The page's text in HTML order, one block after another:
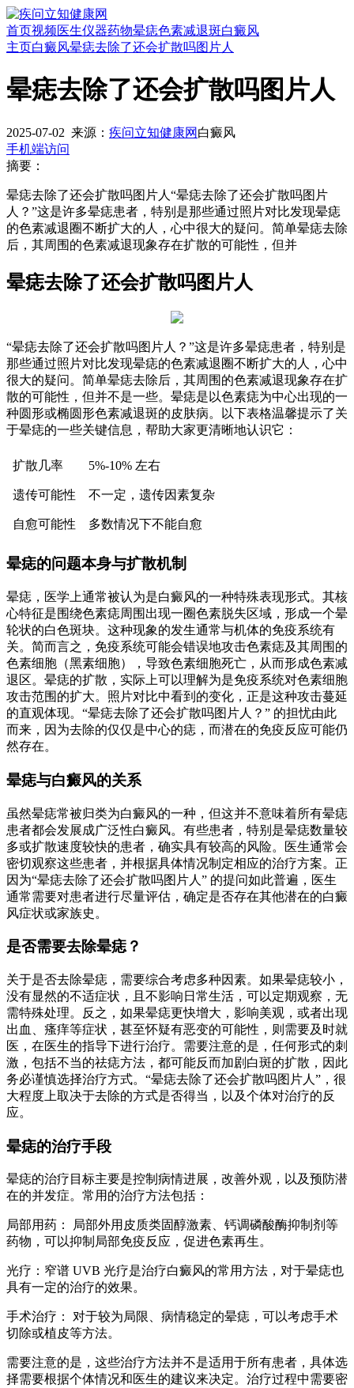
首页视频医生仪器药物晕痣色素减退斑白癜风
主页白癜风晕痣去除了还会扩散吗图片人
晕痣去除了还会扩散吗图片人
2025-07-02 来源： 疾问立知健康网 白癜风
手机端访问
摘要：
晕痣去除了还会扩散吗图片人“晕痣去除了还会扩散吗图片
人？”这是许多晕痣患者，特别是那些通过照片对比发现晕痣
的色素减退圈不断扩大的人，心中很大的疑问。简单晕痣去除
后，其周围的色素减退现象存在扩散的可能性，但并
晕痣去除了还会扩散吗图片人
“晕痣去除了还会扩散吗图片人？”这是许多晕痣患者，特别是
那些通过照片对比发现晕痣的色素减退圈不断扩大的人，心中
很大的疑问。简单晕痣去除后，其周围的色素减退现象存在扩
散的可能性，但并不是一些。晕痣是以色素痣为中心出现的一
种圆形或椭圆形色素减退斑的皮肤病。以下表格温馨提示了关
于晕痣的一些关键信息，帮助大家更清晰地认识它：
扩散几率 5%-10% 左右
遗传可能性 不一定，遗传因素复杂
自愈可能性 多数情况下不能自愈
晕痣的问题本身与扩散机制
晕痣，医学上通常被认为是白癜风的一种特殊表现形式。其核
心特征是围绕色素痣周围出现一圈色素脱失区域，形成一个晕
轮状的白色斑块。这种现象的发生通常与机体的免疫系统有
关。简而言之，免疫系统可能会错误地攻击色素痣及其周围的
色素细胞（黑素细胞），导致色素细胞死亡，从而形成色素减
退区。晕痣的扩散，实际上可以理解为是免疫系统对色素细胞
攻击范围的扩大。照片对比中看到的变化，正是这种攻击蔓延
的直观体现。“晕痣去除了还会扩散吗图片人？” 的担忧由此
而来，因为去除的仅仅是中心的痣，而潜在的免疫反应可能仍
然存在。
晕痣与白癜风的关系
虽然晕痣常被归类为白癜风的一种，但这并不意味着所有晕痣
患者都会发展成广泛性白癜风。有些患者，特别是晕痣数量较
多或扩散速度较快的患者，确实具有较高的风险。医生通常会
密切观察这些患者，并根据具体情况制定相应的治疗方案。正
因为“晕痣去除了还会扩散吗图片人” 的提问如此普遍，医生
通常需要对患者进行尽量评估，确定是否存在其他潜在的白癜
风症状或家族史。
是否需要去除晕痣？
关于是否去除晕痣，需要综合考虑多种因素。如果晕痣较小，
没有显然的不适症状，且不影响日常生活，可以定期观察，无
需特殊处理。反之，如果晕痣更快增大，影响美观，或者出现
出血、瘙痒等症状，甚至怀疑有恶变的可能性，则需要及时就
医，在医生的指导下进行治疗。需要注意的是，任何形式的刺
激，包括不当的祛痣方法，都可能反而加剧白斑的扩散，因此
务必谨慎选择治疗方式。“晕痣去除了还会扩散吗图片人”，很
大程度上取决于去除的方式是否得当，以及个体对治疗的反
应。
晕痣的治疗手段
晕痣的治疗目标主要是控制病情进展，改善外观，以及预防潜
在的并发症。常用的治疗方法包括：
局部用药： 局部外用皮质类固醇激素、钙调磷酸酶抑制剂等
药物，可以抑制局部免疫反应，促进色素再生。
光疗：窄谱 UVB 光疗是治疗白癜风的常用方法，对于晕痣也
具有一定的治疗的效果。
手术治疗： 对于较为局限、病情稳定的晕痣，可以考虑手术
切除或植皮等方法。
需要注意的是，这些治疗方法并不是适用于所有患者，具体选
择需要根据个体情况和医生的建议来决定。治疗过程中需要密